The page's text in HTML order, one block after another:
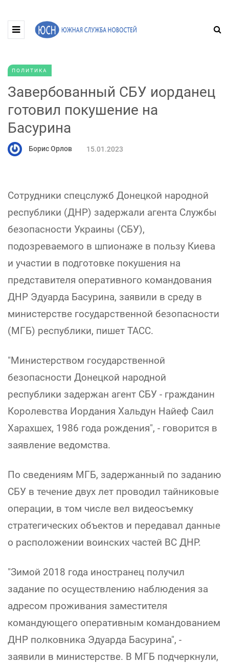
ПОЛИТИКА
Завербованный СБУ иорданец
готовил покушение на
Басурина
Борис Орлов 15.01.2023
Сотрудники спецслужб Донецкой народной
республики (ДНР) задержали агента Службы
безопасности Украины (СБУ),
подозреваемого в шпионаже в пользу Киева
и участии в подготовке покушения на
представителя оперативного командования
ДНР Эдуарда Басурина, заявили в среду в
министерстве государственной безопасности
(МГБ) республики, пишет ТАСС.
"Министерством государственной
безопасности Донецкой народной
республики задержан агент СБУ - гражданин
Королевства Иордания Хальдун Найеф Саил
Харахшех, 1986 года рождения", - говорится в
заявление ведомства.
По сведениям МГБ, задержанный по заданию
СБУ в течение двух лет проводил тайниковые
операции, в том числе вел видеосъемку
стратегических объектов и передавал данные
о расположении воинских частей ВС ДНР.
"Зимой 2018 года иностранец получил
задание по осуществлению наблюдения за
адресом проживания заместителя
командующего оперативным командованием
ДНР полковника Эдуарда Басурина", -
заявили в министерстве. В МГБ подчеркнули,